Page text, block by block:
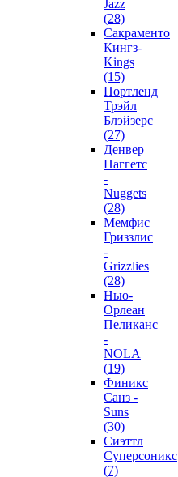
Jazz
(28)
Сакраменто
Кингз-
Kings
(15)
Портленд
Трэйл
Блэйзерс
(27)
Денвер
Наггетс
-
Nuggets
(28)
Мемфис
Гриззлис
-
Grizzlies
(28)
Нью-
Орлеан
Пеликанс
-
NOLA
(19)
Финикс
Санз -
Suns
(30)
Сиэттл
Суперсоникс
(7)